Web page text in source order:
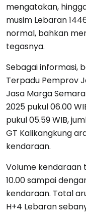
mengatakan,
musim Lebaran
normal, bahkan
tegasnya.
Sebagai informasi,
Terpadu Pemprov
Jasa Marga
2025 pukul 06.00
pukul 05.59 WIB,
GT Kalikangkung
kendaraan.
Volume kendaraan
10.00 sampai
kendaraan. Total
H+4 Lebaran